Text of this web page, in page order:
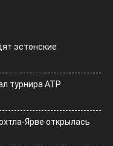
эстонские
турнира ATP
Ярве открылась